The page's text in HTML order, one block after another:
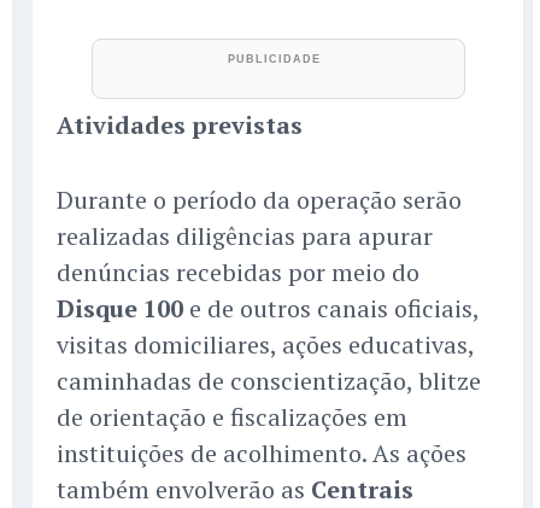
Atividades previstas
Durante o período da operação serão
realizadas diligências para apurar
denúncias recebidas por meio do
Disque 100 e de outros canais oficiais,
visitas domiciliares, ações educativas,
caminhadas de conscientização, blitze
de orientação e fiscalizações em
instituições de acolhimento. As ações
também envolverão as Centrais